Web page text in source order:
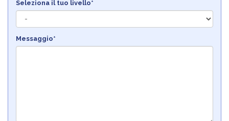
Seleziona il tuo livello*
Messaggio*